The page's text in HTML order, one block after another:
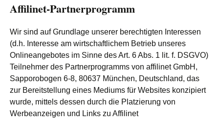
Affilinet-Partnerprogramm
Wir sind auf Grundlage unserer berechtigten Interessen
(d.h. Interesse am wirtschaftlichem Betrieb unseres
Onlineangebotes im Sinne des Art. 6 Abs. 1 lit. f. DSGVO)
Teilnehmer des Partnerprogramms von affilinet GmbH,
Sapporobogen 6-8, 80637 München, Deutschland, das
zur Bereitstellung eines Mediums für Websites konzipiert
wurde, mittels dessen durch die Platzierung von
Werbeanzeigen und Links zu Affilinet